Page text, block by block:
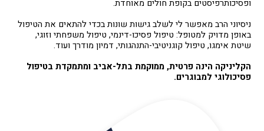
ופסיכותרפיסטים בקופת חולים מאוחדת.
ניסיוני הרב מאפשר לי לשלב גישות שונות בכדי להתאים את הטיפול
באופן מדויק למטופל: טיפול פסיכו-דינמי, טיפול משפחתי וזוגי,
שיטת אימגו, טיפול קוגניטיבי-התנהגותי, דמיון מודרך ועוד.
הקליניקה הינה פרטית, ממוקמת בתל-אביב ומתמקדת בטיפול
פסיכולוגי למבוגרים.